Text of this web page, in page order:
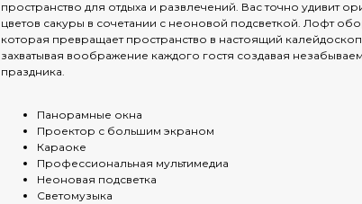
пространство для отдыха и развлечений. Вас точно удивит
цветов сакуры в сочетании с неоновой подсветкой. Лофт
которая превращает пространство в настоящий калейдоскоп
захватывая воображение каждого гостя создавая
праздника.
Панорамные окна
Проектор с большим экраном
Караоке
Профессиональная мультимедиа
Неоновая подсветка
Светомузыка